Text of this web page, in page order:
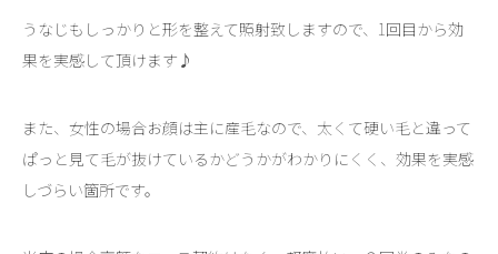
うなじもしっかりと形を整えて照射致しますので、1回目から効
果を実感して頂けます♪
また、女性の場合お顔は主に産毛なので、太くて硬い毛と違って
ぱっと見て毛が抜けているかどうかがわかりにくく、効果を実感
しづらい箇所です。